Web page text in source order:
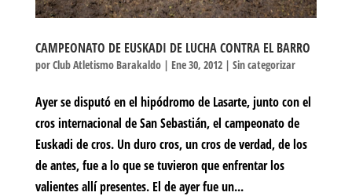
CAMPEONATO DE EUSKADI DE LUCHA CONTRA EL BARRO
porClub Atletismo Barakaldo| Ene 30, 2012| Sin categorizar
Ayer se disputó en el hipódromo de Lasarte, junto con el
cros internacional de San Sebastián, el campeonato de
Euskadi de cros. Un duro cros, un cros de verdad, de los
de antes, fue a lo que se tuvieron que enfrentar los
valientes allí presentes. El de ayer fue un...